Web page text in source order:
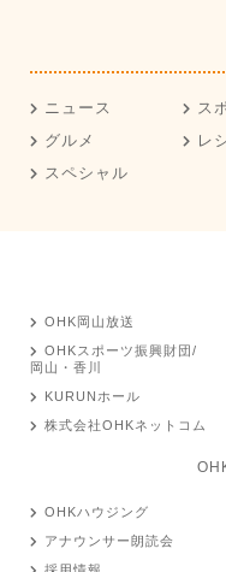
ニュース ス
グルメ
レ
スペシャル
OHK岡山放送
OHKスポーツ振興財団/
岡山・香川
KURUNホール
株式会社OHKネットコム
OHKハウジング
アナウンサー朗読会